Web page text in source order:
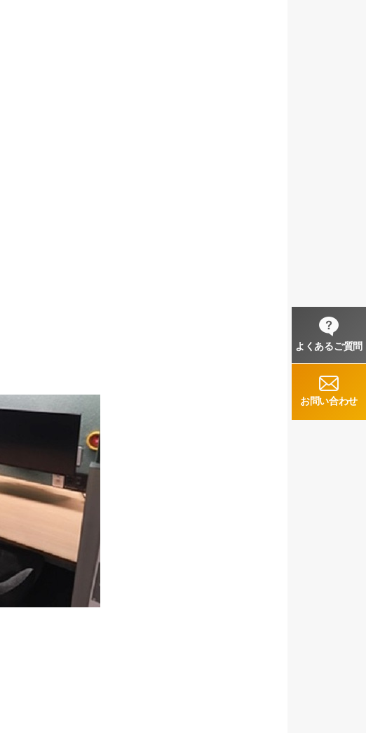
よくあるご質問
お問い合わせ